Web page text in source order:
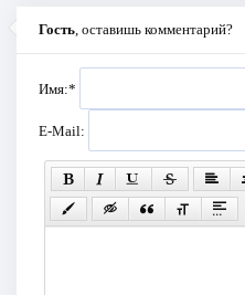
Гость , оставишь комментарий?
Имя:*
E-Mail: